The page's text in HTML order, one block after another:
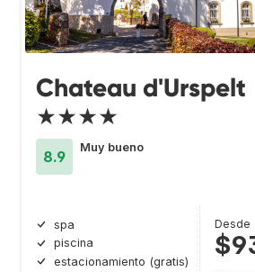
Chateau d'Urspelt
★★★★
8.9
Muy bueno
spa
piscina
estacionamiento (gratis)
Desde